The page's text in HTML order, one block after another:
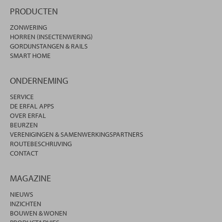
PRODUCTEN
ZONWERING
HORREN (INSECTENWERING)
GORDIJNSTANGEN & RAILS
SMART HOME
ONDERNEMING
SERVICE
DE ERFAL APPS
OVER ERFAL
BEURZEN
VERENIGINGEN & SAMENWERKINGSPARTNERS
ROUTEBESCHRIJVING
CONTACT
MAGAZINE
NIEUWS
INZICHTEN
BOUWEN & WONEN